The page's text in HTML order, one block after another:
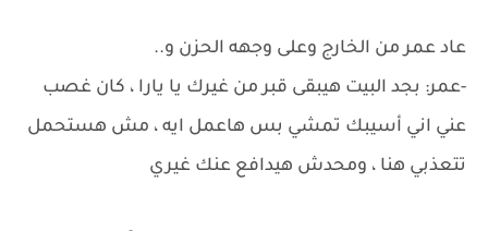
عاد عمر من الخارج وعلى وجهه الحزن و..
-عمر: بجد البيت هيبقى قبر من غيرك يا يارا ، كان غصب
عني اني أسيبك تمشي بس هاعمل ايه ، مش هستحمل
تتعذبي هنا ، ومحدش هيدافع عنك غيري